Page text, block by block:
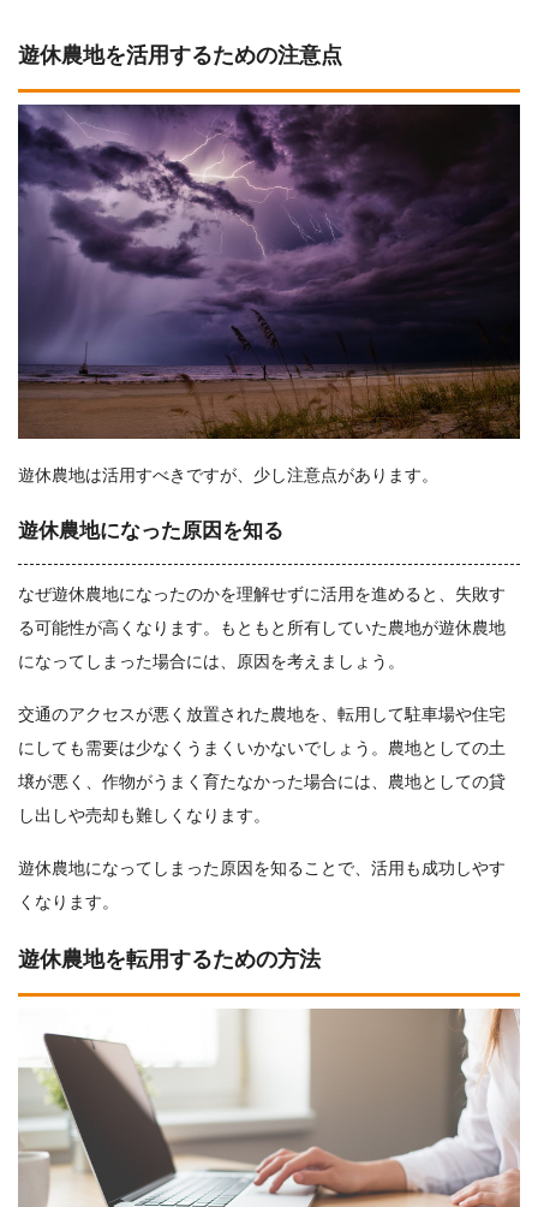
遊休農地を活用するための注意点
遊休農地は活用すべきですが、少し注意点があります。
遊休農地になった原因を知る
なぜ遊休農地になったのかを理解せずに活用を進めると、失敗す
る可能性が高くなります。もともと所有していた農地が遊休農地
になってしまった場合には、原因を考えましょう。
交通のアクセスが悪く放置された農地を、転用して駐車場や住宅
にしても需要は少なくうまくいかないでしょう。農地としての土
壌が悪く、作物がうまく育たなかった場合には、農地としての貸
し出しや売却も難しくなります。
遊休農地になってしまった原因を知ることで、活用も成功しやす
くなります。
遊休農地を転用するための方法